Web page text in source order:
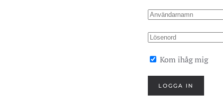
Kom ihåg mig
LOGGA IN